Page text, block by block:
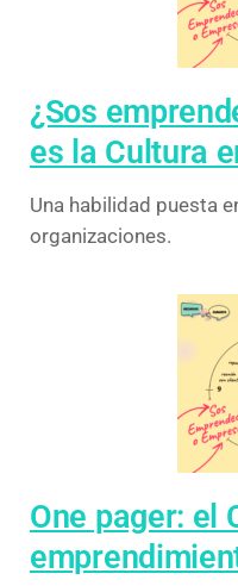
¿Sos
es la Cultura
Una habilidad puesta
organizaciones.
One pager: el